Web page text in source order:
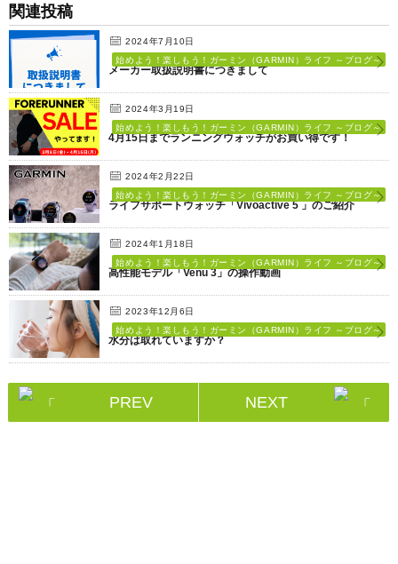
関連投稿
2024年7月10日
始めよう！楽しもう！ガーミン（GARMIN）ライフ ～ブログ～
メーカー取扱説明書につきまして
2024年3月19日
始めよう！楽しもう！ガーミン（GARMIN）ライフ ～ブログ～
4月15日までランニングウォッチがお買い得です！
2024年2月22日
始めよう！楽しもう！ガーミン（GARMIN）ライフ ～ブログ～
ライフサポートウォッチ「Vivoactive 5 」のご紹介
2024年1月18日
始めよう！楽しもう！ガーミン（GARMIN）ライフ ～ブログ～
高性能モデル「Venu 3」の操作動画
2023年12月6日
始めよう！楽しもう！ガーミン（GARMIN）ライフ ～ブログ～
水分は取れていますか？
PREV NEXT